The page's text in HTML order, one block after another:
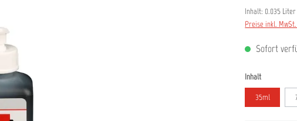
Inhalt: 0.035 Liter
Preise inkl.
Sofort
Inhaltauswählen
35ml